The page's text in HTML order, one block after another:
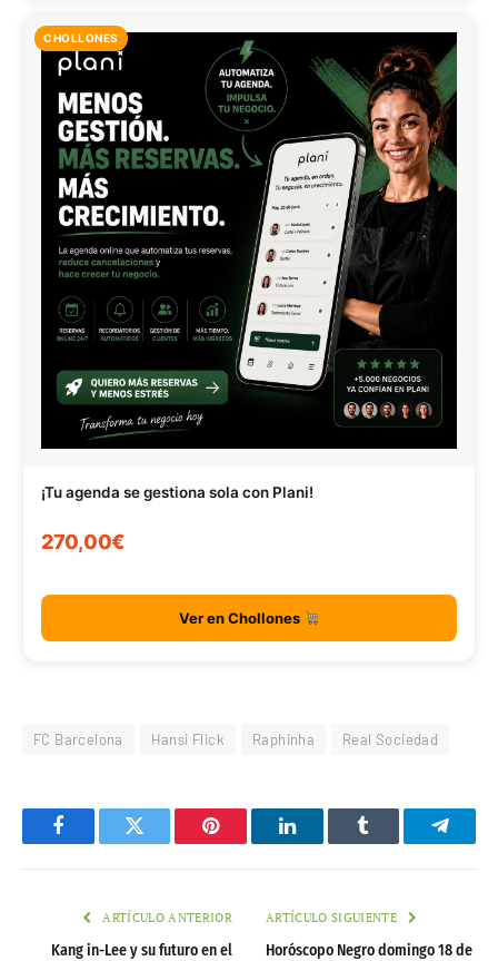
CHOLLONES
¡Tu agenda se gestiona sola con Plani!
270,00€
Ver en Chollones
FC Barcelona Hansi Flick Raphinha Real Sociedad
FacebookTwitter Pinterest LinkedInTumblr
ARTÍCULO ANTERIOR
Kang in-Lee y su futuro en el
ARTÍCULO SIGUIENTE
Horóscopo Negro domingo 18 de